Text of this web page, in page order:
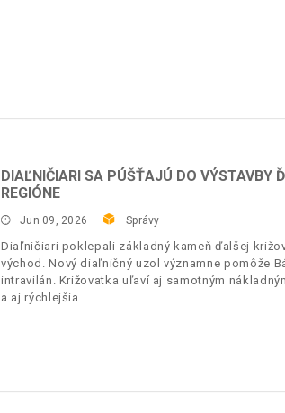
DIAĽNIČIARI SA PÚŠŤAJÚ DO VÝSTAVBY
REGIÓNE
Jun 09, 2026 Správy
Diaľničiari poklepali základný kameň ďalšej
východ. Nový diaľničný uzol významne pomôže
intravilán. Križovatka uľaví aj samotným
a aj rýchlejšia.